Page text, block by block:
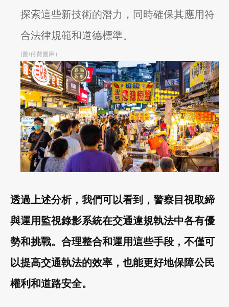
探索這些新技術的潛力，同時確保其應用符
合法律規範和道德標準。
(圖/付費圖庫）
透過上述分析，我們可以看到，警察目視取締
與運用監視錄影系統在交通違規執法中各有優
勢和挑戰。合理整合和運用這些手段，不僅可
以提高交通執法的效率，也能更好地保障公民
權利和道路安全。